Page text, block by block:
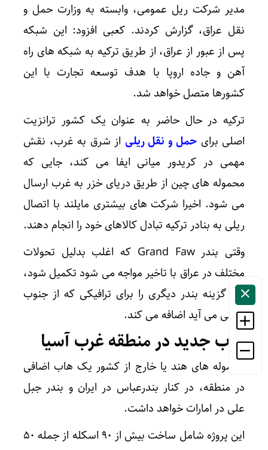
مدیر شرکت ریل عمومی، وابسته به وزارت حمل و
نقل عراق، گزارش کردند. کعبی افزود: این شبکه
پس از عبور از عراق، از طریق ترکیه به شبکه های راه
آهن و جاده اروپا با هدف توسعه تجارت با این
کشورها متصل خواهد شد.
ترکیه در حال حاضر به عنوان یک کشور ترانزیت
اصلی برای حمل و نقل ریلی از شرق به غرب، نقش
مهمی در کریدور میانی ایفا می کند، جایی که
محموله های چین از طریق دریای خزر به غرب ارسال
می شود. اخیرا شرکت های بیشتری مایلند با اتصال
ریلی به بنادر ترکیه تبادل کالاهای خود را انجام دهند.
وقتی بندر Grand Faw که اغلب بدلیل تحولات
مختلف در عراق با تاخیر مواجه می شود تکمیل شود،
این گزینه بندر دیگری را برای ترافیکی که از جنوب
شرقی می آید اضافه می کند.
هاب جدید در منطقه غرب آسیا
محموله های هند یا خارج از کشور یک هاب اضافی
در منطقه، در کنار بندرعباس در ایران و بندر جبل
علی در امارات خواهد داشت.
این پروژه شامل ساخت بیش از ۹۰ اسکله از جمله ۵۰